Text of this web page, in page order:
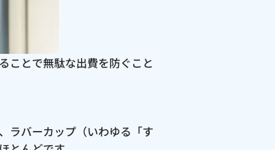
ことで無駄な出費を防ぐこと
ラバーカップ（いわゆる「す